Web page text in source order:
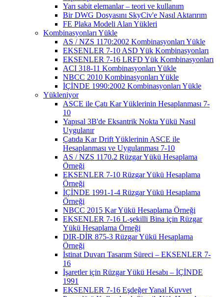
Yarı sabit elemanlar – teori ve kullanım
Bir DWG Dosyasını SkyCiv'e Nasıl Aktarırım
FE Plaka Modeli Alan Yükleri
Kombinasyonları Yükle
AS / NZS 1170:2002 Kombinasyonları Yükle
EKSENLER 7-10 ASD Yük Kombinasyonları
EKSENLER 7-16 LRFD Yük Kombinasyonları
ACI 318-11 Kombinasyonları Yükle
NBCC 2010 Kombinasyonları Yükle
İÇİNDE 1990:2002 Kombinasyonları Yükle
Yükleniyor
ASCE ile Çatı Kar Yüklerinin Hesaplanması 7-
10
Yapısal 3B'de Eksantrik Nokta Yükü Nasıl
Uygulanır
Çatıda Kar Drift Yüklerinin ASCE ile
Hesaplanması ve Uygulanması 7-10
AS / NZS 1170.2 Rüzgar Yükü Hesaplama
Örneği
EKSENLER 7-10 Rüzgar Yükü Hesaplama
Örneği
İÇİNDE 1991-1-4 Rüzgar Yükü Hesaplama
Örneği
NBCC 2015 Kar Yükü Hesaplama Örneği
EKSENLER 7-16 L-şekilli Bina için Rüzgar
Yükü Hesaplama Örneği
DIR-DİR 875-3 Rüzgar Yükü Hesaplama
Örneği
İstinat Duvarı Tasarım Süreci – EKSENLER 7-
16
İşaretler için Rüzgar Yükü Hesabı – İÇİNDE
1991
EKSENLER 7-16 Eşdeğer Yanal Kuvvet